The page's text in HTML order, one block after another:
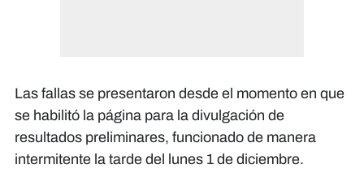
Las fallas se presentaron desde el momento en que
se habilitó la página para la divulgación de
resultados preliminares, funcionado de manera
intermitente la tarde del lunes 1 de diciembre.